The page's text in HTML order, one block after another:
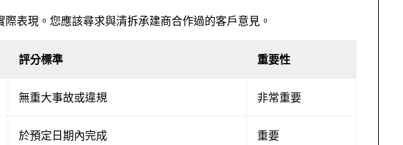
表現。您應該尋求與清拆承建商合作過的客戶意見。
評分標準 重要性
無重大事故或違規 非常重要
於預定日期內完成 重要